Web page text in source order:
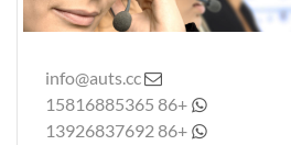

info@auts.cc

+86 15816885365

+86 13926837692